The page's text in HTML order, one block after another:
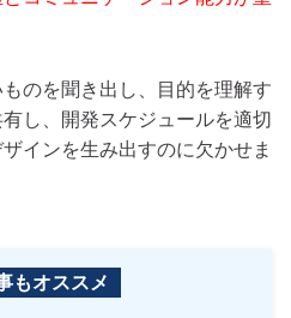
のを聞き出し、目的を理解す
し、開発スケジュールを適切
インを生み出すのに欠かせま
もオススメ